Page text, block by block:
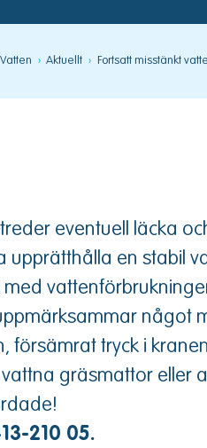
Aktuellt Fortsatt misstänkt
eventuell läcka
upprätthålla en stabil
något
försämrat tryck i
gräsmattor eller
210 05.